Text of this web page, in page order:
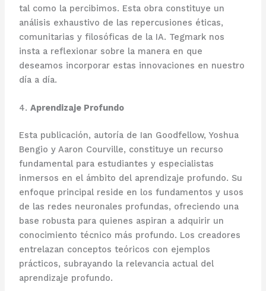
tal como la percibimos. Esta obra constituye un
análisis exhaustivo de las repercusiones éticas,
comunitarias y filosóficas de la IA. Tegmark nos
insta a reflexionar sobre la manera en que
deseamos incorporar estas innovaciones en nuestro
día a día.
4. Aprendizaje Profundo
Esta publicación, autoría de Ian Goodfellow, Yoshua
Bengio y Aaron Courville, constituye un recurso
fundamental para estudiantes y especialistas
inmersos en el ámbito del aprendizaje profundo. Su
enfoque principal reside en los fundamentos y usos
de las redes neuronales profundas, ofreciendo una
base robusta para quienes aspiran a adquirir un
conocimiento técnico más profundo. Los creadores
entrelazan conceptos teóricos con ejemplos
prácticos, subrayando la relevancia actual del
aprendizaje profundo.